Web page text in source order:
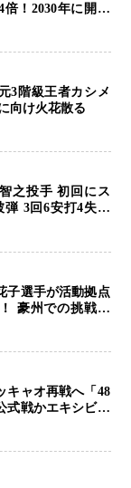
！2030年に開幕
3階級王者カシメ
之投手 初回にス
弾 3回6安打4失点
子選手が活動拠点
豪州での挑戦を
ス五輪へ再始動
キャオ再戦へ「48
式戦かエキシビシ